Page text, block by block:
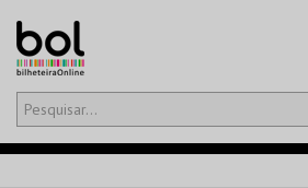
Olá,iniciar sessão